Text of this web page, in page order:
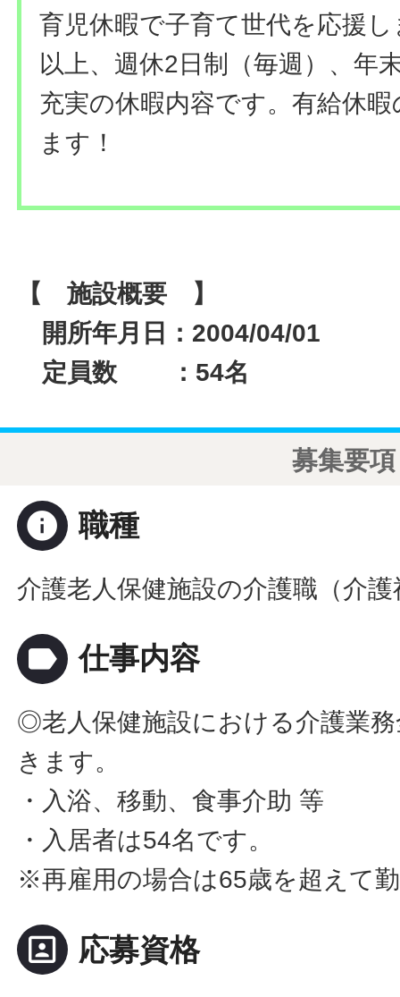
育児休暇で子育て世代を応援
以上、週休2日制（毎週）、年
充実の休暇内容です。有給休
ます！
【 施設概要 】
開所年月日：2004/04/01
定員数 ：54名
募集要項
info 職種
介護老人保健施設の介護職（介
label 仕事内容
◎老人保健施設における介護業
きます。
・入浴、移動、食事介助 等
・入居者は54名です。
※再雇用の場合は65歳を超えて
portrait 応募資格